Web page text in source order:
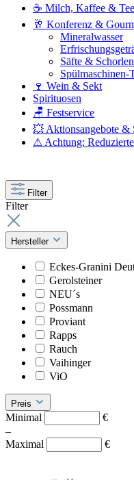
☕ Milch, Kaffee & Tee
🥂 Konferenz &
Mineralwasser
Säfte & Schorlen
Spülmaschinen-
🍷 Wein & Sekt
Spirituosen
🪑 Festservice
💥 Aktionsangebote &
⚠ Achtung:
Filter
Filter
Hersteller
Eckes-Granini
Gerolsteiner
NEU´s
Possmann
Proviant
Rapps
Rauch
Vaihinger
ViO
Preis
Minimal
€
–
Maximal
€